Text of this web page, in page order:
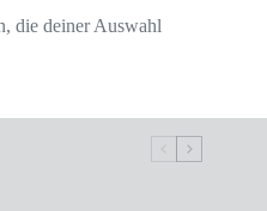
die deiner Auswahl